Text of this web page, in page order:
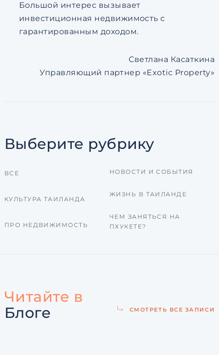
Большой интерес вызывает
инвестиционная недвижимость с
гарантированным доходом.
Светлана Касаткина
Управляющий партнер «Exotic Property»
Выберите рубрику
ВСЕ
КУЛЬТУРА ТАИЛАНДА
ПРО НЕДВИЖИМОСТЬ
НОВОСТИ И СОБЫТИЯ
ЖИЗНЬ В ТАИЛАНДЕ
ЧЕМ ЗАНЯТЬСЯ НА
ПХУКЕТЕ?
Читайте в
Блоге
СМОТРЕТЬ ВСЕ ЗАПИСИ